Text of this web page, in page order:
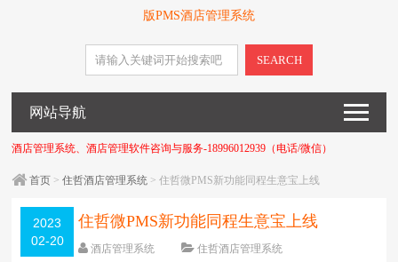
版PMS酒店管理系统
SEARCH
网站导航
酒店管理系统、酒店管理软件咨询与服务-18996012939（电话/微信）
首页 >住哲酒店管理系统 > 住哲微PMS新功能同程生意宝上线
2023
02-20
住哲微PMS新功能同程生意宝上线
酒店管理系统
住哲酒店管理系统